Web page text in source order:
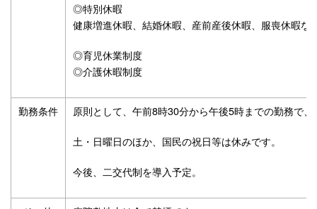
◎特別休暇
健康増進休暇、結婚休暇、産前産後休暇、服喪休暇な
◎育児休業制度
◎介護休暇制度
勤務条件 原則として、午前8時30分から午後5時までの勤務で
土・日曜日のほか、国民の祝日等は休みです。
今後、二交代制を導入予定。